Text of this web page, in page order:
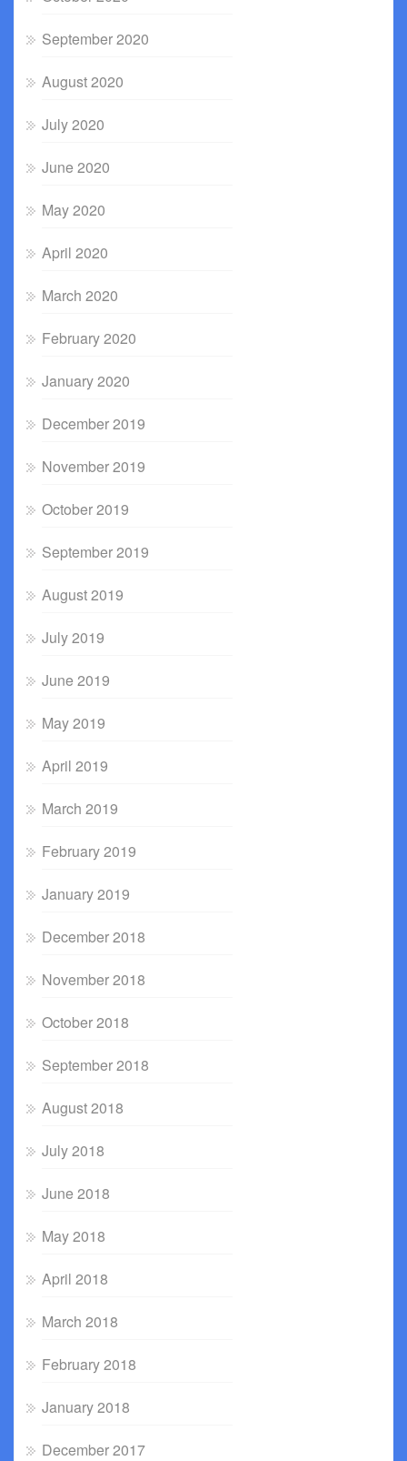
September 2020
August 2020
July 2020
June 2020
May 2020
April 2020
March 2020
February 2020
January 2020
December 2019
November 2019
October 2019
September 2019
August 2019
July 2019
June 2019
May 2019
April 2019
March 2019
February 2019
January 2019
December 2018
November 2018
October 2018
September 2018
August 2018
July 2018
June 2018
May 2018
April 2018
March 2018
February 2018
January 2018
December 2017